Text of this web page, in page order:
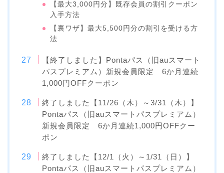
【最大3,000円分】既存会員の割引クーポン
入手方法
【裏ワザ】最大5,500円分の割引を受ける方
法
【終了しました】Pontaパス（旧auスマート
パスプレミアム）新規会員限定 6か月連続
1,000円OFFクーポン
終了しました【11/26（木）～3/31（木）】
Pontaパス（旧auスマートパスプレミアム）
新規会員限定 6か月連続1,000円OFFクー
ポン
終了しました【12/1（火）～1/31（日）】
Pontaパス（旧auスマートパスプレミアム）